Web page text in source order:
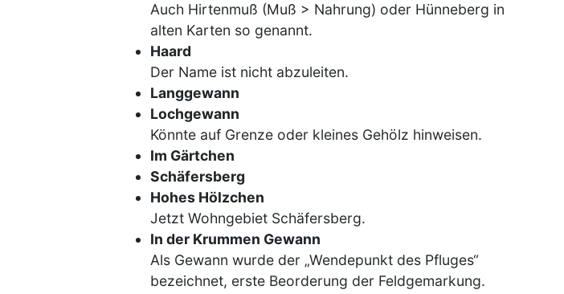
Auch Hirtenmuß (Muß > Nahrung) oder Hünneberg in
alten Karten so genannt.
Haard
Der Name ist nicht abzuleiten.
Langgewann
Lochgewann
Könnte auf Grenze oder kleines Gehölz hinweisen.
Im Gärtchen
Schäfersberg
Hohes Hölzchen
Jetzt Wohngebiet Schäfersberg.
In der Krummen Gewann
Als Gewann wurde der „Wendepunkt des Pfluges“
bezeichnet, erste Beorderung der Feldgemarkung.